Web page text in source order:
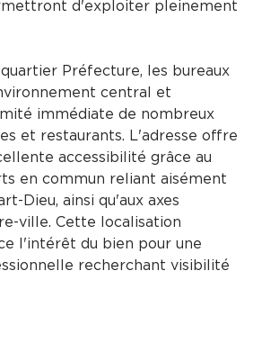
d'exploiter pleinement
Préfecture, les bureaux
central et
immédiate de nombreux
et restaurants. L'adresse offre
accessibilité grâce au
en commun reliant aisément
Dieu, ainsi qu'aux axes
ville. Cette localisation
l'intérêt du bien pour une
recherchant visibilité